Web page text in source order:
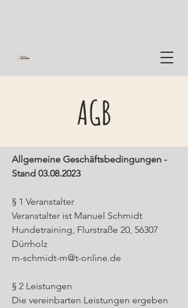
AGB
Allgemeine Geschäftsbedingungen -
Stand 03.08.2023
§ 1 Veranstalter
Veranstalter ist Manuel Schmidt
Hundetraining, Flurstraße 20, 56307
Dürrholz
m-schmidt-m@t-online.de
§ 2 Leistungen
Die vereinbarten Leistungen ergeben